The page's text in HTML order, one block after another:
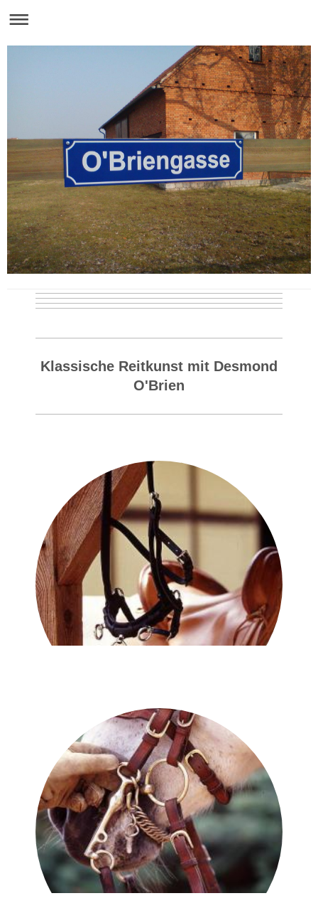
Desmond O'Brien
Klassische Reitkunst mit Desmond
O'Brien